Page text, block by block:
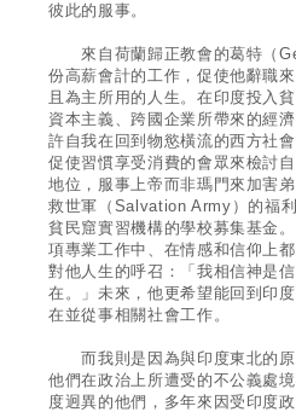
彼此的服事。
來自荷蘭歸正教會的葛特（
份高薪會計的工作，促使他辭職
且為主所用的人生。在印度投入
資本主義、跨國企業所帶來的經
許自我在回到物慾橫流的西方社
促使習慣享受消費的會眾來檢討
地位，服事上帝而非瑪門來加害
救世軍（Salvation Army）的福
貧民窟實習機構的學校募集基金
項專業工作中、在情感和信仰上
對他人生的呼召：「我相信神是
在。」未來，他更希望能回到印
在並從事相關社會工作。
而我則是因為與印度東北的原
他們在政治上所遭受的不公義處
度迥異的他們，多年來因受印度